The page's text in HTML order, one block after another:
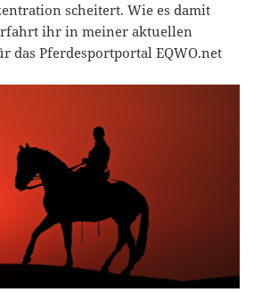
scheitert. Wie es damit
ihr in meiner aktuellen
das Pferdesportportal EQWO.net